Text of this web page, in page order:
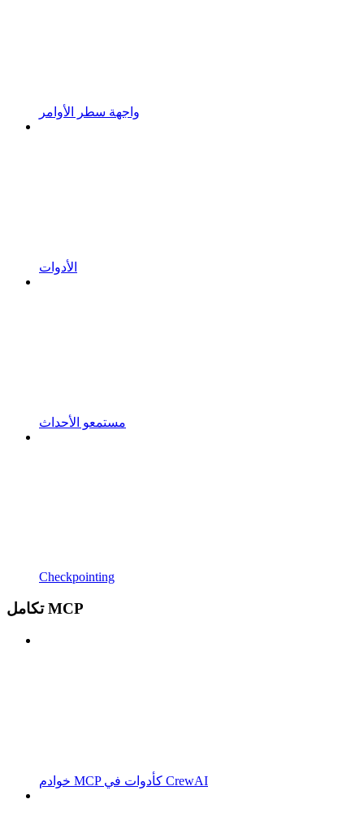
واجهة سطر الأوامر
الأدوات
مستمعو الأحداث
Checkpointing
تكامل MCP
خوادم MCP كأدوات في CrewAI